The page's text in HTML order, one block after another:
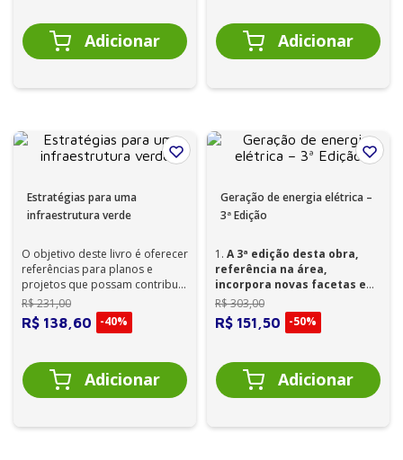
Estratégias para uma
infraestrutura verde
O objetivo deste livro é oferecer
referências para planos e
projetos que possam contribuir
para as várias intervenções q...
R$231,00
R$ 138 60 -40%
Geração de energia elétrica –
3ª Edição
1. A 3ª edição desta obra,
referência na área,
incorpora novas facetas e
avançosdo cenário da
geração...
R$303,00
R$ 151 50 -50%